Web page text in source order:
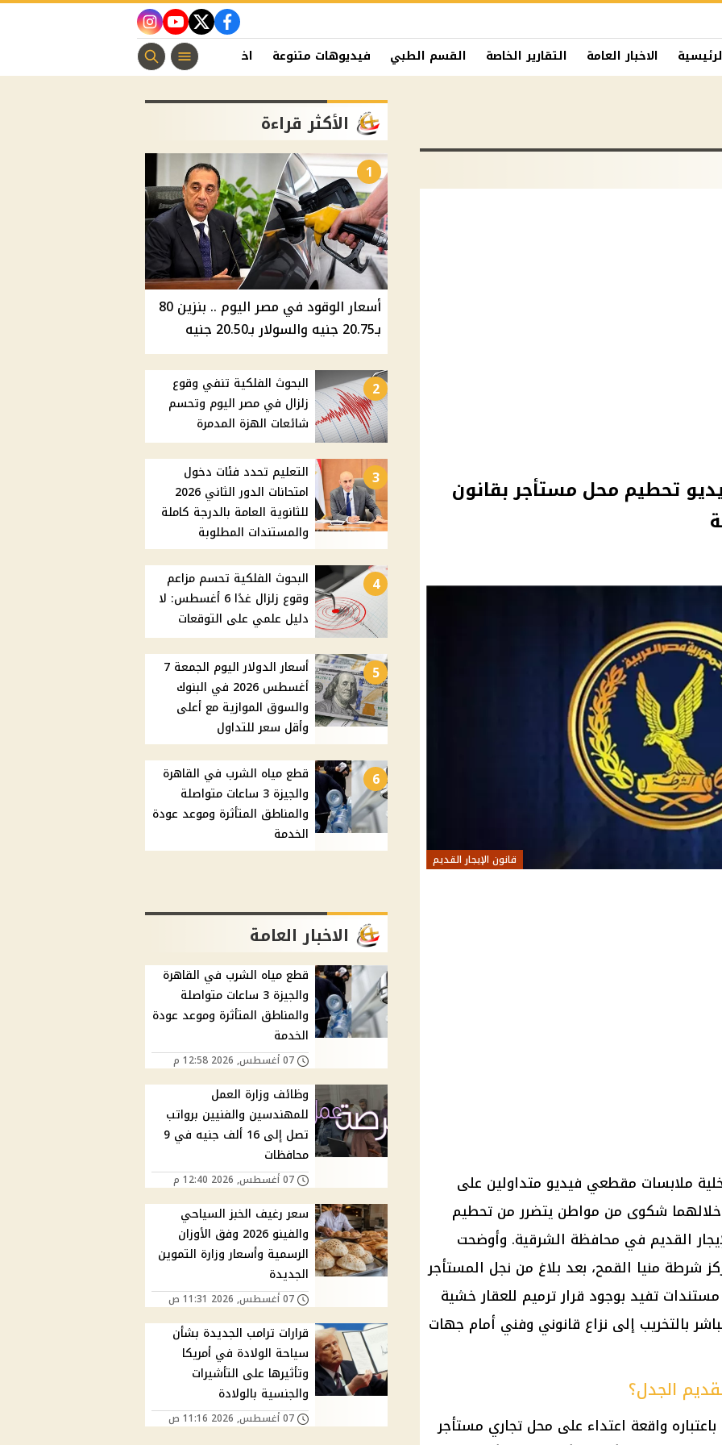
facebook
twitter
youtube
instagram
الاخبار العامة التقارير الخاصة القسم الطبي فيديوهات متنوعة اخبار الفن منوعات مسيحية
تحطيم محل مستأجر بقانون
قانون الإيجار القديم
ملابسات مقطعي فيديو متداولين على
خلالهما شكوى من مواطن يتضرر من تحطيم
القديم في محافظة الشرقية. وأوضحت
شرطة منيا القمح، بعد بلاغ من نجل المستأجر
تفيد بوجود قرار ترميم للعقار خشية
بالتخريب إلى نزاع قانوني وفني أمام جهات
الجدل؟
واقعة اعتداء على محل تجاري مستأجر
الأكثر قراءة
1
أسعار الوقود في مصر اليوم .. بنزين 80
بـ20.75 جنيه والسولار بـ20.50 جنيه
2
البحوث الفلكية تنفي وقوع
زلزال في مصر اليوم وتحسم
شائعات الهزة المدمرة
3
التعليم تحدد فئات دخول
امتحانات الدور الثاني 2026
للثانوية العامة بالدرجة كاملة
والمستندات المطلوبة
4
البحوث الفلكية تحسم مزاعم
وقوع زلزال غدًا 6 أغسطس: لا
دليل علمي على التوقعات
5
أسعار الدولار اليوم الجمعة 7
أغسطس 2026 في البنوك
والسوق الموازية مع أعلى
وأقل سعر للتداول
6
قطع مياه الشرب في القاهرة
والجيزة 3 ساعات متواصلة
والمناطق المتأثرة وموعد عودة
الخدمة
الاخبار العامة
قطع مياه الشرب في القاهرة
والجيزة 3 ساعات متواصلة
والمناطق المتأثرة وموعد عودة
الخدمة
07 أغسطس, 2026 12:58 م
وظائف وزارة العمل
للمهندسين والفنيين برواتب
تصل إلى 16 ألف جنيه في 9
محافظات
07 أغسطس, 2026 12:40 م
سعر رغيف الخبز السياحي
والفينو 2026 وفق الأوزان
الرسمية وأسعار وزارة التموين
الجديدة
07 أغسطس, 2026 11:31 ص
قرارات ترامب الجديدة بشأن
سياحة الولادة في أمريكا
وتأثيرها على التأشيرات
والجنسية بالولادة
07 أغسطس, 2026 11:16 ص